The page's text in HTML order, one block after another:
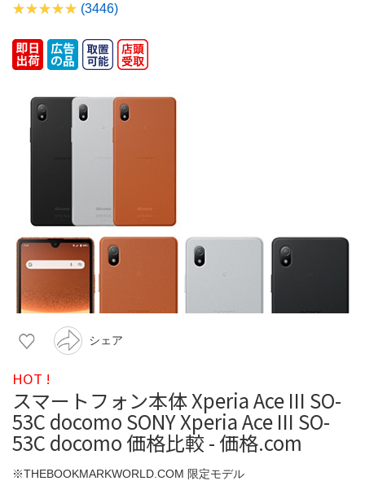
(3446)
シェア
HOT !
スマートフォン本体 Xperia Ace III SO-
53C docomo SONY Xperia Ace III SO-
53C docomo 価格比較 - 価格.com
※THEBOOKMARKWORLD.COM 限定モデル